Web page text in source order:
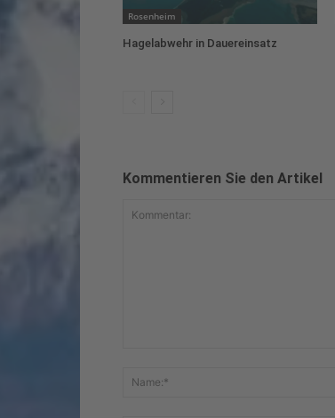
Rosenheim
Hagelabwehr in Dauereinsatz
Kommentieren Sie den Artikel